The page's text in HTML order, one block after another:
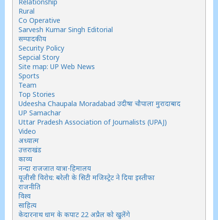
Relationship
Rural
Co Operative
Sarvesh Kumar Singh Editorial
सम्पादकीय
Security Policy
Sepcial Story
Site map: UP Web News
Sports
Team
Top Stories
Udeesha Chaupala Moradabad उदीषा चौपाला मुरादाबाद
UP Samachar
Uttar Pradesh Association of Journalists (UPAJ)
Video
अध्यात्म
उत्तराखंड
काव्य
नन्दा राजजात यात्रा-हिमालय
यूजीसी विरोध: बरेली के सिटी मजिस्ट्रेट ने दिया इस्तीफा
राजनीति
विश्व
साहित्य
केदारनाथ धाम के कपाट 22 अप्रैल को खुलेंगे